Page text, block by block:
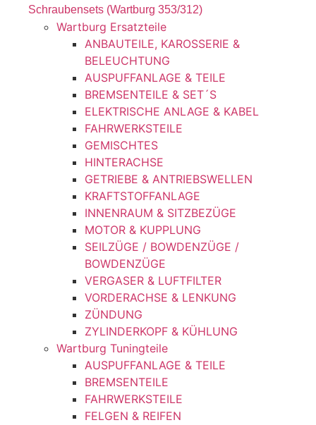
Schraubensets (Wartburg 353/312)
Wartburg Ersatzteile
ANBAUTEILE, KAROSSERIE &
BELEUCHTUNG
AUSPUFFANLAGE & TEILE
BREMSENTEILE & SET´S
ELEKTRISCHE ANLAGE & KABEL
FAHRWERKSTEILE
GEMISCHTES
HINTERACHSE
GETRIEBE & ANTRIEBSWELLEN
KRAFTSTOFFANLAGE
INNENRAUM & SITZBEZÜGE
MOTOR & KUPPLUNG
SEILZÜGE / BOWDENZÜGE /
BOWDENZÜGE
VERGASER & LUFTFILTER
VORDERACHSE & LENKUNG
ZÜNDUNG
ZYLINDERKOPF & KÜHLUNG
Wartburg Tuningteile
AUSPUFFANLAGE & TEILE
BREMSENTEILE
FAHRWERKSTEILE
FELGEN & REIFEN